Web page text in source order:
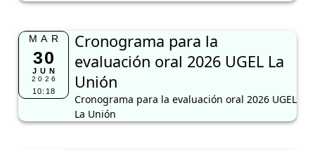
MAR
30
JUN
2026
10:18
Cronograma para la
evaluación oral 2026 UGEL La
Unión
Cronograma para la evaluación oral 2026 UGEL
La Unión